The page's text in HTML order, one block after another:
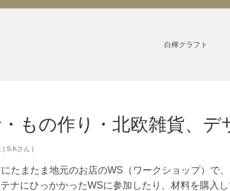
白樺クラフト
もの作り・北欧雑貨、デ
| S.Kさん |
たまたま地元のお店のWS（ワークショップ）で
ナにひっかかったWSに参加したり、材料を購